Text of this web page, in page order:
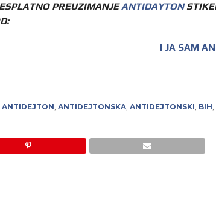
PREUZIMANJEANTIDAYTON
I JA SAM
ANTIDEJTON,ANTIDEJTONSKA,ANTIDEJTONSKI, BIH,